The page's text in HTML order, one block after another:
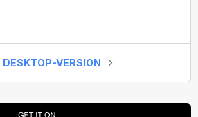
DESKTOP-VERSION